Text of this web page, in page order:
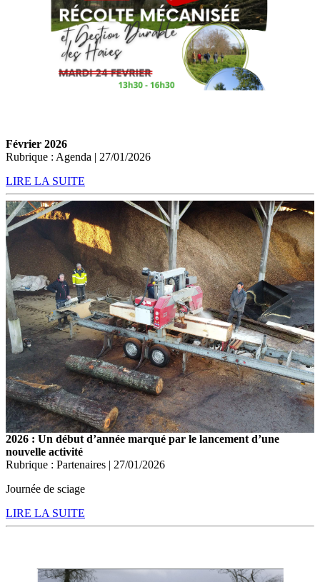
Février 2026
Rubrique : Agenda | 27/01/2026
LIRE LA SUITE
2026 : Un début d’année marqué par le lancement d’une
nouvelle activité
Rubrique : Partenaires | 27/01/2026
Journée de sciage
LIRE LA SUITE